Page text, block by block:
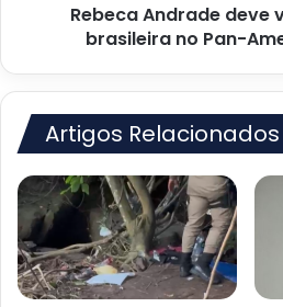
AmericanoRebeca Andrade deve
brasileira no Pan-
Artigos Relacionados